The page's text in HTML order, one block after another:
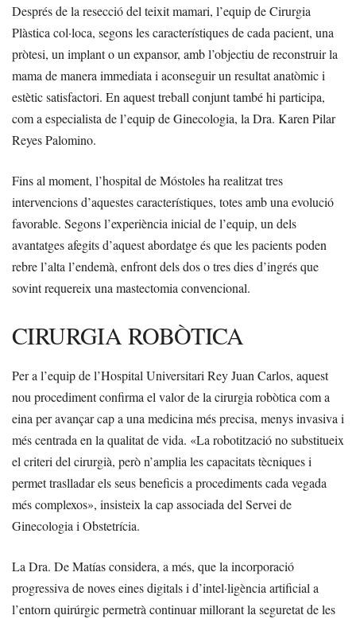
Després de la resecció del teixit mamari, l’equip de Cirurgia
Plàstica col·loca, segons les característiques de cada pacient, una
pròtesi, un implant o un expansor, amb l’objectiu de reconstruir la
mama de manera immediata i aconseguir un resultat anatòmic i
estètic satisfactori. En aquest treball conjunt també hi participa,
com a especialista de l’equip de Ginecologia, la Dra. Karen Pilar
Reyes Palomino.
Fins al moment, l’hospital de Móstoles ha realitzat tres
intervencions d’aquestes característiques, totes amb una evolució
favorable. Segons l’experiència inicial de l’equip, un dels
avantatges afegits d’aquest abordatge és que les pacients poden
rebre l’alta l’endemà, enfront dels dos o tres dies d’ingrés que
sovint requereix una mastectomia convencional.
CIRURGIA ROBÒTICA
Per a l’equip de l’Hospital Universitari Rey Juan Carlos, aquest
nou procediment confirma el valor de la cirurgia robòtica com a
eina per avançar cap a una medicina més precisa, menys invasiva i
més centrada en la qualitat de vida. «La robotització no substitueix
el criteri del cirurgià, però n’amplia les capacitats tècniques i
permet traslladar els seus beneficis a procediments cada vegada
més complexos», insisteix la cap associada del Servei de
Ginecologia i Obstetrícia.
La Dra. De Matías considera, a més, que la incorporació
progressiva de noves eines digitals i d’intel·ligència artificial a
l’entorn quirúrgic permetrà continuar millorant la seguretat de les